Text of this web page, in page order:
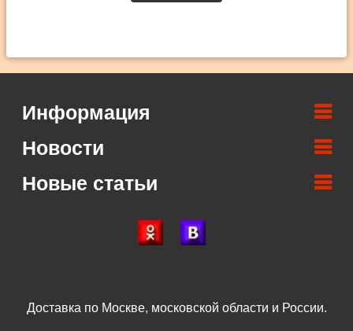
Информация
Новости
Новые статьи
Доставка по Москве, московской области и России.